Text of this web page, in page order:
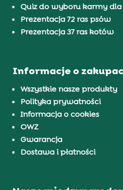
Quiz do wyboru karmy
Prezentacja 72 ras psów
Prezentacja 37 ras kotów
Informacje o
Wszystkie nasze produkty
Polityka prywatności
Informacja o cookies
OWZ
Gwarancja
Dostawa i płatności